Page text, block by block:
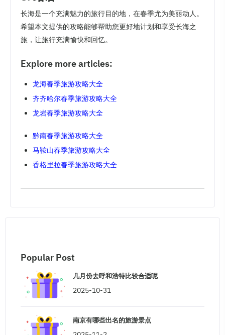
长海是一个充满魅力的旅行目的地，在春季尤为美丽动人。
希望本文提供的攻略能够帮助您更好地计划和享受长海之
旅，让旅行充满愉快和回忆。
Explore more articles:
龙海春季旅游攻略大全
齐齐哈尔春季旅游攻略大全
龙岩春季旅游攻略大全
黔南春季旅游攻略大全
马鞍山春季旅游攻略大全
香格里拉春季旅游攻略大全
Popular Post
几月份去呼和浩特比较合适呢
2025-10-31
南京有哪些出名的旅游景点